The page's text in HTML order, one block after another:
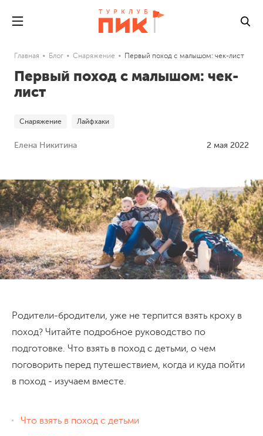
Главная Блог Снаряжение Первый поход с малышом: чек-лист
Первый поход с малышом: чек-
лист
Снаряжение Лайфхаки
Елена Никитина 2 мая 2022
Родители-бродители, уже не терпится взять кроху в
поход? Читайте подробное руководство по
подготовке. Что взять в поход с детьми, о чем
поговорить перед путешествием, когда и куда пойти
в поход - изучаем вместе.
Что взять в поход с детьми